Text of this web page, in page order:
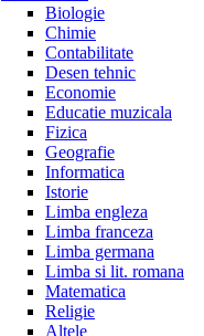
Biologie
Chimie
Contabilitate
Desen tehnic
Economie
Educatie muzicala
Fizica
Geografie
Informatica
Istorie
Limba engleza
Limba franceza
Limba germana
Limba si lit. romana
Matematica
Religie
Altele